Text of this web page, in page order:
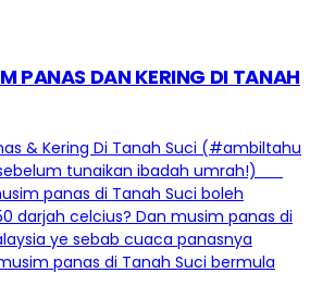
PANAS DAN KERING DI TANAH
& Kering Di Tanah Suci (#ambiltahu
tunaikan ibadah umrah!)
panas di Tanah Suci boleh
darjah celcius? Dan musim panas di
ye sebab cuaca panasnya
panas di Tanah Suci bermula